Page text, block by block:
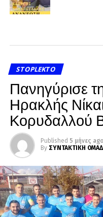
STOPLEKTO
Πανηγύρισε
Ηρακλής
Κορυδαλλού
Published 5 μήνες ago
By ΣΥΝΤΑΚΤΙΚΗ